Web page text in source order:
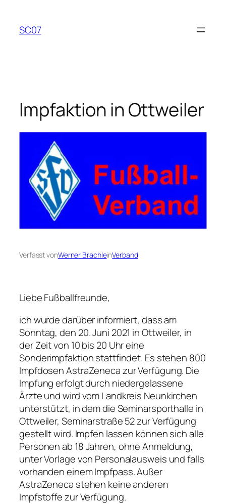
springen
SC07
Impfaktion in Ottweiler
Verfasst vonWerner BrachleinVerband
Liebe Fußballfreunde,
ich wurde darüber informiert, dass am
Sonntag, den 20. Juni 2021 in Ottweiler, in
der Zeit von 10 bis 20 Uhr eine
Sonderimpfaktion stattfindet. Es stehen 800
Impfdosen AstraZeneca zur Verfügung. Die
Impfung erfolgt durch niedergelassene
Ärzte und wird vom Landkreis Neunkirchen
unterstützt, in dem die Seminarsporthalle in
Ottweiler, Seminarstraße 52 zur Verfügung
gestellt wird. Impfen lassen können sich alle
Personen ab 18 Jahren, ohne Anmeldung,
unter Vorlage von Personalausweis und falls
vorhanden einem Impfpass. Außer
AstraZeneca stehen keine anderen
Impfstoffe zur Verfügung.